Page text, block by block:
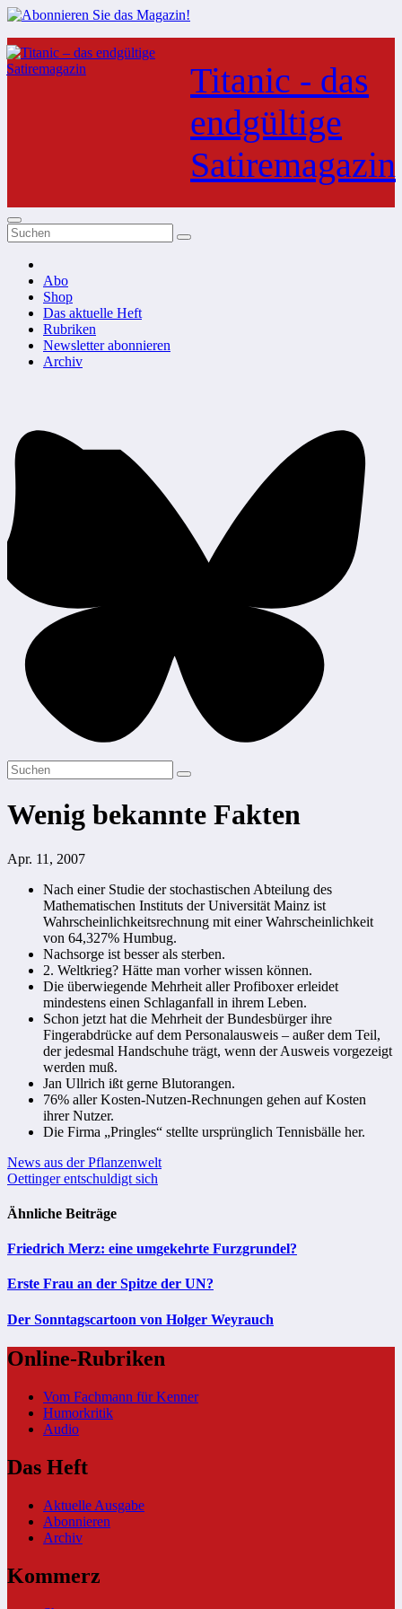
Zum
Inhalt
springen
Titanic - das
endgültige
Satiremagazin
Abo
Shop
Das aktuelle Heft
Rubriken
Newsletter abonnieren
Archiv
Wenig bekannte Fakten
Apr. 11, 2007
Nach einer Studie der stochastischen Abteilung des
Mathematischen Instituts der Universität Mainz ist
Wahrscheinlichkeitsrechnung mit einer Wahrscheinlichkeit
von 64,327% Humbug.
Nachsorge ist besser als sterben.
2. Weltkrieg? Hätte man vorher wissen können.
Die überwiegende Mehrheit aller Profiboxer erleidet
mindestens einen Schlaganfall in ihrem Leben.
Schon jetzt hat die Mehrheit der Bundesbürger ihre
Fingerabdrücke auf dem Personalausweis – außer dem Teil,
der jedesmal Handschuhe trägt, wenn der Ausweis vorgezeigt
werden muß.
Jan Ullrich ißt gerne Blutorangen.
76% aller Kosten-Nutzen-Rechnungen gehen auf Kosten
ihrer Nutzer.
Die Firma „Pringles“ stellte ursprünglich Tennisbälle her.
Beitragsnavigation
News aus der Pflanzenwelt
Oettinger entschuldigt sich
Ähnliche Beiträge
Friedrich Merz: eine umgekehrte Furzgrundel?
Erste Frau an der Spitze der UN?
Der Sonntagscartoon von Holger Weyrauch
Online-Rubriken
Vom Fachmann für Kenner
Humorkritik
Audio
Das Heft
Aktuelle Ausgabe
Abonnieren
Archiv
Kommerz